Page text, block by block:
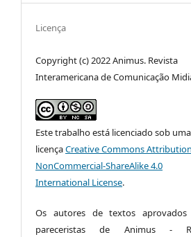
Licença
Copyright (c) 2022 Animus. Revista
Interamericana de Comunicação
Este trabalho está licenciado sob uma
licençaCreative Commons
NonCommercial-ShareAlike 4.0
International License.
Os autores de textos aprovados
pareceristas de Animus -